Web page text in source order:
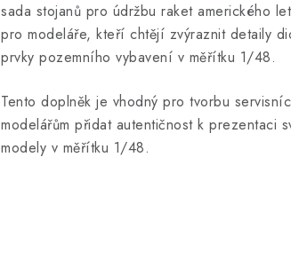
sada stojanů pro údržbu raket amerického
pro modeláře, kteří chtějí zvýraznit detaily
prvky pozemního vybavení v měřítku 1/48.
Tento doplněk je vhodný pro tvorbu
modelářům přidat autentičnost k prezentaci
modely v měřítku 1/48.